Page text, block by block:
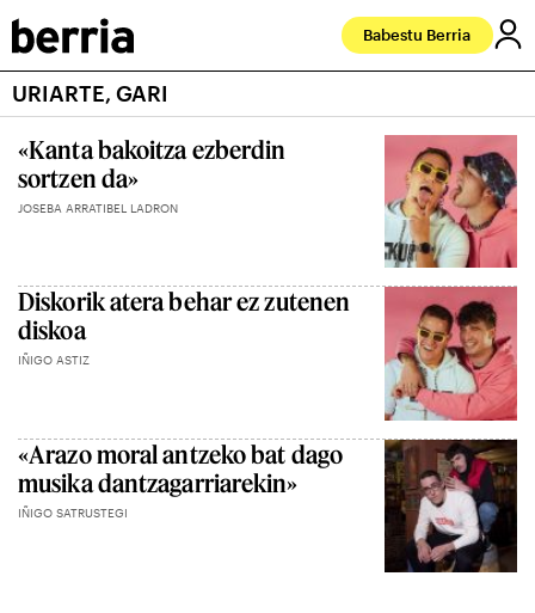
Babestu Berria
URIARTE, GARI
«Kanta bakoitza ezberdin
sortzen da»
JOSEBA ARRATIBEL LADRON
Diskorik atera behar ez zutenen
diskoa
IÑIGO ASTIZ
«Arazo moral antzeko bat dago
musika dantzagarriarekin»
IÑIGO SATRUSTEGI